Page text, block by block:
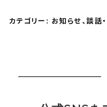
カテゴリー: お知らせ、談話